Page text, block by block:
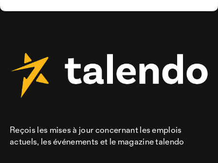
Reçois les mises à jour concernant les emplois
actuels, les événements et le magazine talendo